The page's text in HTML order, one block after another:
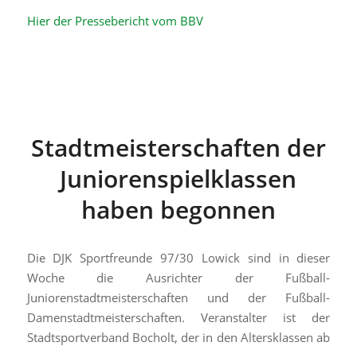
Hier der Pressebericht vom BBV
Stadtmeisterschaften der
Juniorenspielklassen
haben begonnen
Die DJK Sportfreunde 97/30 Lowick sind in dieser
Woche die Ausrichter der Fußball-
Juniorenstadtmeisterschaften und der Fußball-
Damenstadtmeisterschaften. Veranstalter ist der
Stadtsportverband Bocholt, der in den Altersklassen ab